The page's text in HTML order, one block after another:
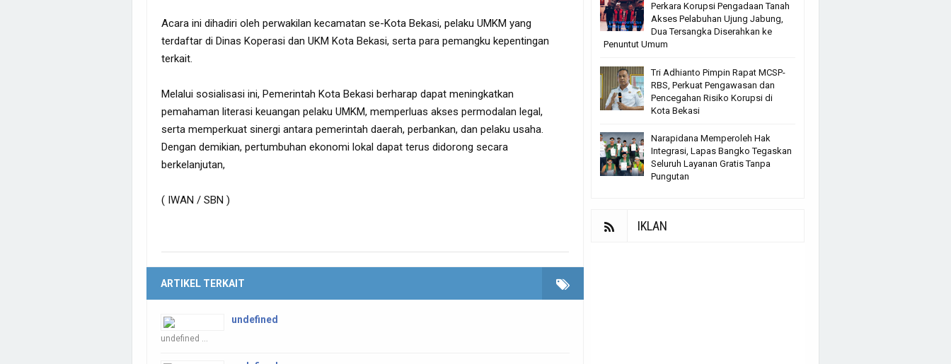
Acara ini dihadiri oleh perwakilan kecamatan se-Kota Bekasi, pelaku UMKM yang
terdaftar di Dinas Koperasi dan UKM Kota Bekasi, serta para pemangku kepentingan
terkait.
Melalui sosialisasi ini, Pemerintah Kota Bekasi berharap dapat meningkatkan
pemahaman literasi keuangan pelaku UMKM, memperluas akses permodalan legal,
serta memperkuat sinergi antara pemerintah daerah, perbankan, dan pelaku usaha.
Dengan demikian, pertumbuhan ekonomi lokal dapat terus didorong secara
berkelanjutan,
( IWAN / SBN )
ARTIKEL TERKAIT
undefined
undefined ...
Perkara Korupsi Pengadaan Tanah
Akses Pelabuhan Ujung Jabung,
Dua Tersangka Diserahkan ke
Penuntut Umum
Tri Adhianto Pimpin Rapat MCSP-
RBS, Perkuat Pengawasan dan
Pencegahan Risiko Korupsi di
Kota Bekasi
Narapidana Memperoleh Hak
Integrasi, Lapas Bangko Tegaskan
Seluruh Layanan Gratis Tanpa
Pungutan
IKLAN